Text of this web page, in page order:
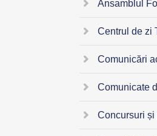
Ansamblul
Centrul de zi
Comunicări
Comunicate
Concursuri și